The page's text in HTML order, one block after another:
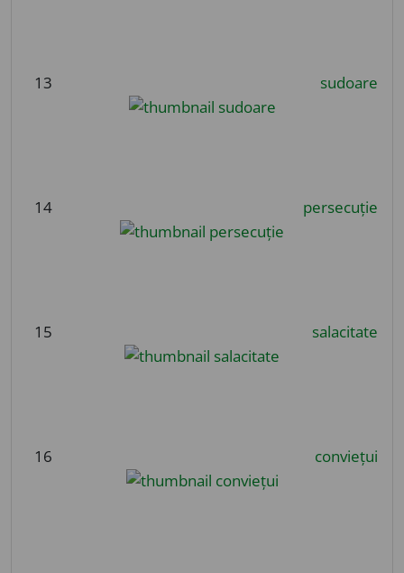
13 sudoare
14 persecuție
15 salacitate
16 conviețui